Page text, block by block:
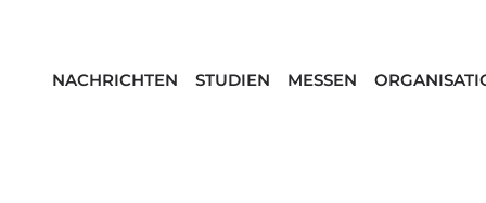
NACHRICHTEN STUDIEN MESSEN